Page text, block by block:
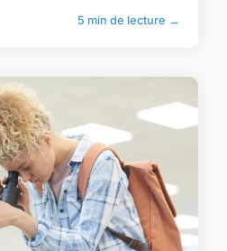
5 min de lecture →